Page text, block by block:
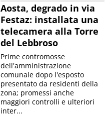
Aosta, degrado in via
Festaz: installata una
telecamera alla Torre
del Lebbroso
Prime contromosse
dell'amministrazione
comunale dopo l'esposto
presentato da residenti della
zona; promessi anche
maggiori controlli e ulteriori
inter...